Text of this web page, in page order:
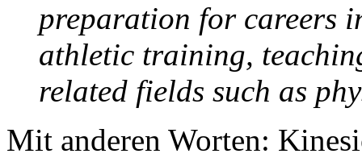
preparation for careers
athletic training,
related fields such as
Mit anderen Worten: